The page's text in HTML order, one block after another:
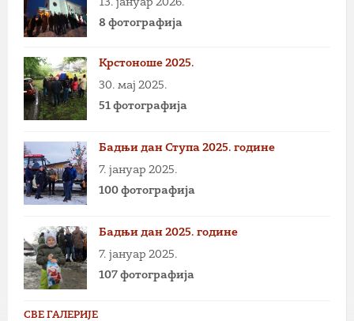
13. јануар 2026.
8 фотографија
Крстоноше 2025.
30. мај 2025.
51 фотографија
Бадњи дан Ступа 2025. године
7. јануар 2025.
100 фотографија
Бадњи дан 2025. године
7. јануар 2025.
107 фотографија
СВЕ ГАЛЕРИЈЕ